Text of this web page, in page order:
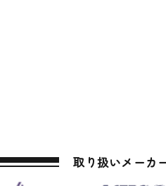
取り扱いメーカ